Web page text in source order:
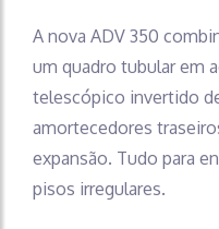
A nova ADV 350
um quadro tubular em
telescópico invertido
amortecedores
expansão. Tudo para
pisos irregulares.